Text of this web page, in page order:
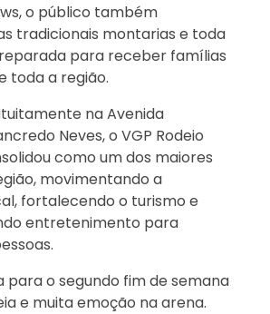
o público também
tradicionais montarias e toda
para receber famílias
toda a região.
na Avenida
Neves, o VGP Rodeio
como um dos maiores
movimentando a
fortalecendo o turismo e
entretenimento para
para o segundo fim de semana
e muita emoção na arena.